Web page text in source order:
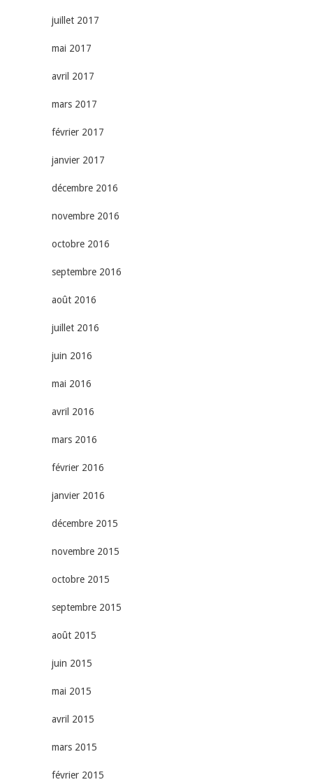
juillet 2017
mai 2017
avril 2017
mars 2017
février 2017
janvier 2017
décembre 2016
novembre 2016
octobre 2016
septembre 2016
août 2016
juillet 2016
juin 2016
mai 2016
avril 2016
mars 2016
février 2016
janvier 2016
décembre 2015
novembre 2015
octobre 2015
septembre 2015
août 2015
juin 2015
mai 2015
avril 2015
mars 2015
février 2015